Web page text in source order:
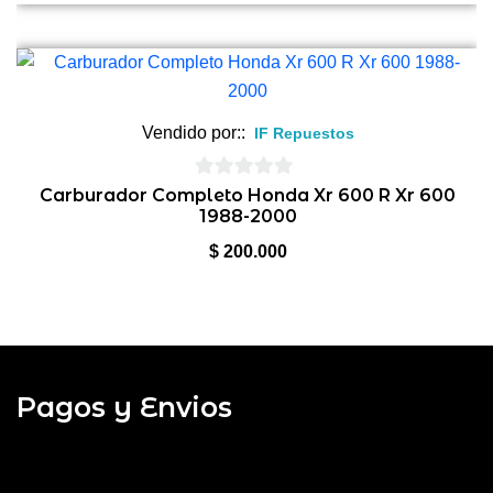
Vendido por:: IF Repuestos
0
de
Carburador Completo Honda Xr 600 R Xr 600
1988-2000
$200.000
Pagos y Envios